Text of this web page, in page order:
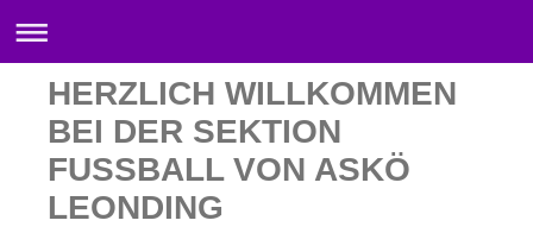
HERZLICH WILLKOMMEN
BEI DER SEKTION
FUSSBALL VON ASKÖ
LEONDING